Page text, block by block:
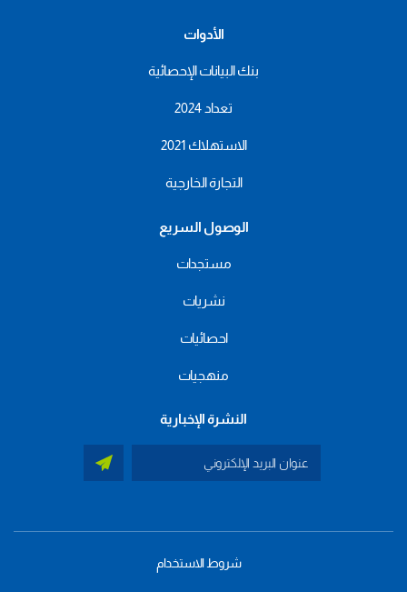
الأدوات
بنك البيانات الإحصائية
تعداد 2024
الاستهلاك 2021
التجارة الخارجية
الوصول السريع
مستجدات
نشريات
احصائيات
منهجيات
النشرة الإخبارية
شروط الاستخدام